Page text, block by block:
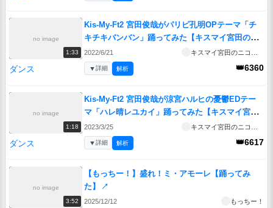
no image
1:33
Kis-My-Ft2 宮田俊哉がパリピ孔明OPテーマ「チ
キチキバンバン」踊ってみた【キスマイ宮田のニ
コ生やったってit’s Alright!】
↗
2022/6/21
ダンス 👑6360
▼詳細 解析
no image
1:18
Kis-My-Ft2 宮田俊哉が涼宮ハルヒの憂鬱EDテー
マ「ハレ晴レユカイ」踊ってみた【キスマイ宮田
のニコ生やったってit’s Alright!】↗
2023/3/25
ダンス 👑6617
▼詳細 解析
no image
3:52
【もっちー！】盛れ！ミ・アモーレ【踊ってみ
た】
↗
2025/12/12 もっちー！